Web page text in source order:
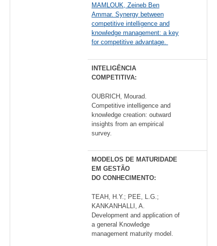
MAMLOUK, Zeineb Ben
Ammar. Synergy between
competitive intelligence and
knowledge management: a key
for competitive advantage.
INTELIGÊNCIA
COMPETITIVA:
OUBRICH, Mourad.
Competitive intelligence and
knowledge creation: outward
insights from an empirical
survey.
MODELOS DE MATURIDADE
EM GESTÃO
DO CONHECIMENTO:
TEAH, H.Y.; PEE, L.G.;
KANKANHALLI, A.
Development and application of
a general Knowledge
management maturity model.